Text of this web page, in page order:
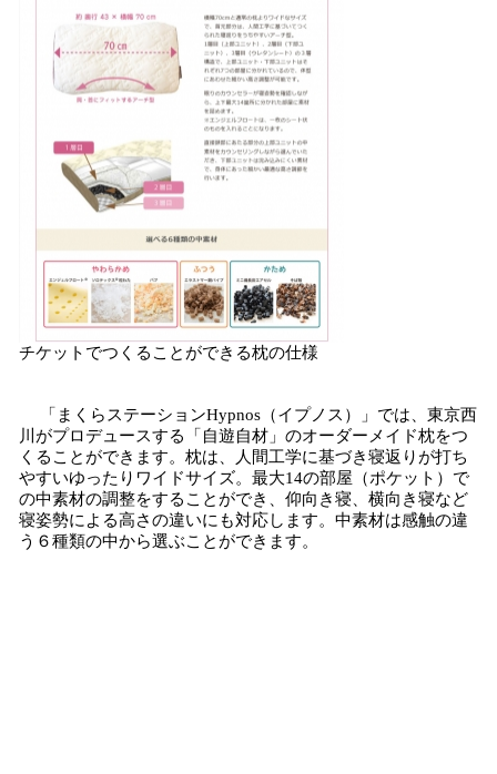
チケットでつくることができる枕の仕様
「まくらステーションHypnos（イプノス）」では、東京西
川がプロデュースする「自遊自材」のオーダーメイド枕をつ
くることができます。枕は、人間工学に基づき寝返りが打ち
やすいゆったりワイドサイズ。最大14の部屋（ポケット）で
の中素材の調整をすることができ、仰向き寝、横向き寝など
寝姿勢による高さの違いにも対応します。中素材は感触の違
う６種類の中から選ぶことができます。